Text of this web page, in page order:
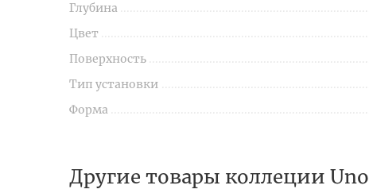
Глубина
Цвет
Поверхность
Тип установки
Форма
Другие товары коллеции Uno